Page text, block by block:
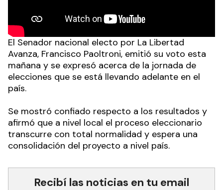
El Senador nacional electo por La Libertad
Avanza, Francisco Paoltroni, emitió su voto esta
mañana y se expresó acerca de la jornada de
elecciones que se está llevando adelante en el
país.
Se mostró confiado respecto a los resultados y
afirmó que a nivel local el proceso eleccionario
transcurre con total normalidad y espera una
consolidación del proyecto a nivel país.
Recibí las noticias en tu email